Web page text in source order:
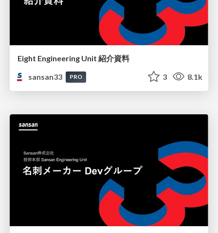
Eight Engineering Unit 紹介資料
sansan33
PRO 3 8.1k